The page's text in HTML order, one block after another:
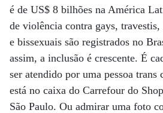
é de US$ 8 bilhões na América
de violência contra gays, travestis,
e bissexuais são registrados no
assim, a inclusão é crescente. É
ser atendido por uma pessoa
está no caixa do Carrefour do
São Paulo. Ou admirar uma foto